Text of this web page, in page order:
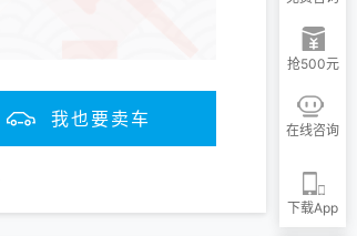
我也要卖车
抢500元
在线咨询
下载App